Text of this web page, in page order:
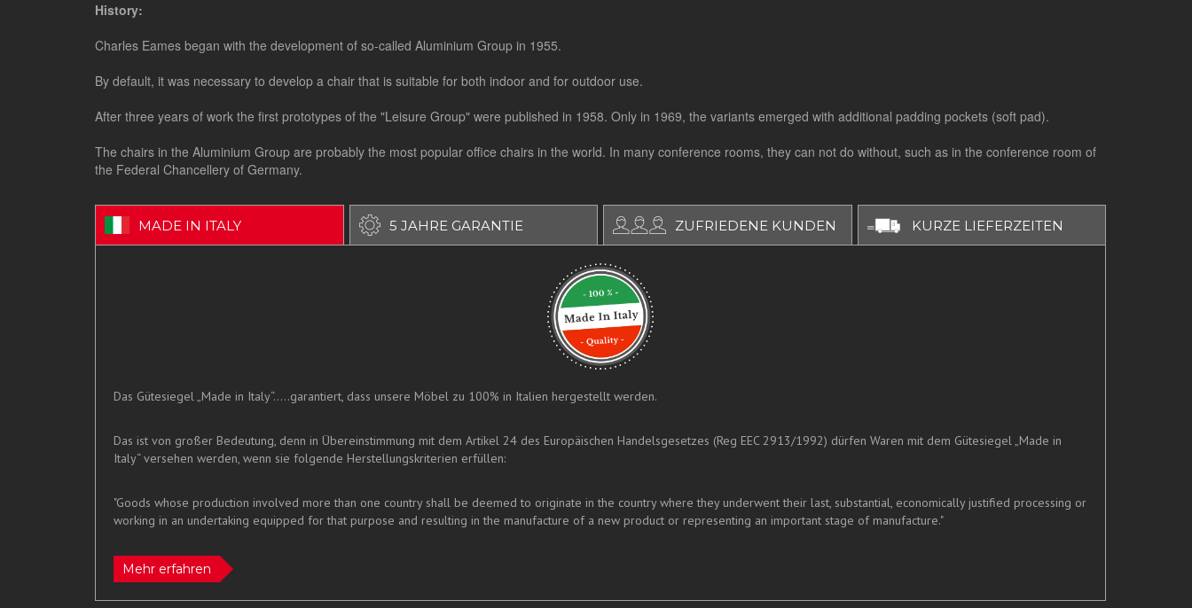
History:
Charles Eames began with the development of so-called Aluminium Group in 1955.
By default, it was necessary to develop a chair that is suitable for both indoor and for outdoor use.
After three years of work the first prototypes of the "Leisure Group" were published in 1958. Only in 1969, the variants emerged with additional padding pockets (soft pad).
The chairs in the Aluminium Group are probably the most popular office chairs in the world. In many conference rooms, they can not do without, such as in the conference room of
the Federal Chancellery of Germany.
MADE IN ITALY 5 JAHRE GARANTIE ZUFRIEDENE KUNDEN KURZE LIEFERZEITEN
Das Gütesiegel „Made in Italy“.....garantiert, dass unsere Möbel zu 100% in Italien hergestellt werden.
Das ist von großer Bedeutung, denn in Übereinstimmung mit dem Artikel 24 des Europäischen Handelsgesetzes (Reg EEC 2913/1992) dürfen Waren mit dem Gütesiegel „Made in
Italy“ versehen werden, wenn sie folgende Herstellungskriterien erfüllen:
"Goods whose production involved more than one country shall be deemed to originate in the country where they underwent their last, substantial, economically justified processing or
working in an undertaking equipped for that purpose and resulting in the manufacture of a new product or representing an important stage of manufacture."
Mehr erfahren